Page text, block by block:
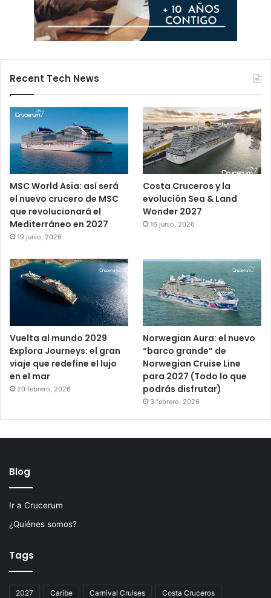
Recent Tech News
MSC World Asia: así será
el nuevo crucero de MSC
que revolucionará el
Mediterráneo en 2027
19 junio, 2026
Costa Cruceros y la
evolución Sea & Land
Wonder 2027
16 junio, 2026
Vuelta al mundo 2029
Explora Journeys: el gran
viaje que redefine el lujo
en el mar
20 febrero, 2026
Norwegian Aura: el nuevo
“barco grande” de
Norwegian Cruise Line
para 2027 (Todo lo que
podrás disfrutar)
3 febrero, 2026
Blog
Ir a Crucerum
¿Quiénes somos?
Tags
2027 Caribe Carnival Cruises Costa Cruceros